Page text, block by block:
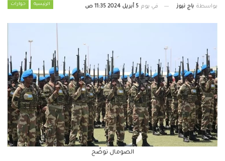
الرئيسية حوارات بواسطة باج نيوز في يوم 5 أبريل 2024 11:35 ص
الصومال توضّح